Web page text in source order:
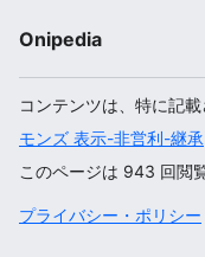
Onipedia
コンテンツは、特に記載
モンズ 表示-非営利-継承
このページは 943 回閲
プライバシー・ポリシー